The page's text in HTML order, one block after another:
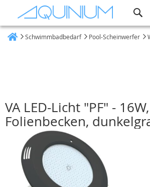
Schwimmbadbedarf Pool-Scheinwerfer
VA LED-Licht "PF" -
Folienbecken,
Bildgalerie
springen